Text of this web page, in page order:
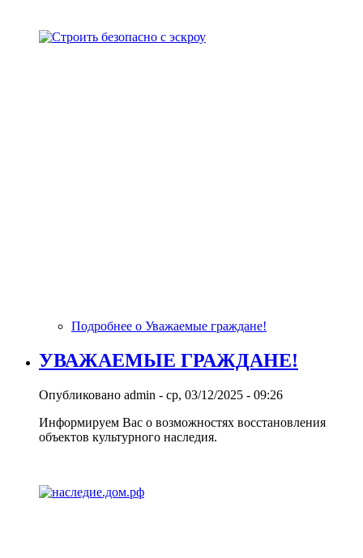
Подробнее о Уважаемые граждане!
УВАЖАЕМЫЕ ГРАЖДАНЕ!
Опубликовано admin - ср, 03/12/2025 - 09:26
Информируем Вас о возможностях восстановления
объектов культурного наследия.